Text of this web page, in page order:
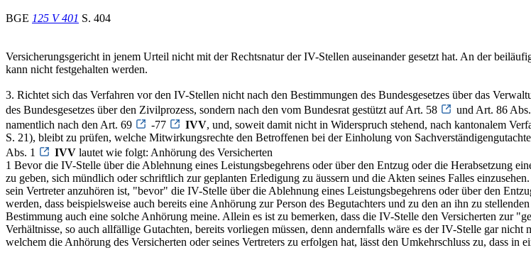
BGE 125 V 401 S. 404
Versicherungsgericht in jenem Urteil nicht mit der Rechtsnatur der IV-Stellen auseinander gesetzt hat. An der
kann nicht festgehalten werden.
3. Richtet sich das Verfahren vor den IV-Stellen nicht nach den Bestimmungen des Bundesgesetzes über das
des Bundesgesetzes über den Zivilprozess, sondern nach den vom Bundesrat gestützt auf Art. 58
und Art. 86
namentlich nach den Art. 69
-77 IVV, und, soweit damit nicht in Widerspruch stehend, nach kantonalem
S. 21), bleibt zu prüfen, welche Mitwirkungsrechte den Betroffenen bei der Einholung von
Abs. 1
IVV lautet wie folgt: Anhörung des Versicherten
1 Bevor die IV-Stelle über die Ablehnung eines Leistungsbegehrens oder über den Entzug oder die Herabsetzung
zu geben, sich mündlich oder schriftlich zur geplanten Erledigung zu äussern und die Akten seines Falles
sein Vertreter anzuhören ist, "bevor" die IV-Stelle über die Ablehnung eines Leistungsbegehrens oder über den
werden, dass beispielsweise auch bereits eine Anhörung zur Person des Begutachters und zu den an ihn zu
Bestimmung auch eine solche Anhörung meine. Allein es ist zu bemerken, dass die IV-Stelle den Versicherten zur
Verhältnisse, so auch allfällige Gutachten, bereits vorliegen müssen, denn andernfalls wäre es der IV-Stelle gar
welchem die Anhörung des Versicherten oder seines Vertreters zu erfolgen hat, lässt den Umkehrschluss zu, dass